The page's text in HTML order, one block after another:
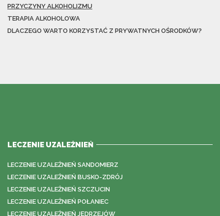
PRZYCZYNY ALKOHOLIZMU
TERAPIA ALKOHOLOWA
DLACZEGO WARTO KORZYSTAĆ Z PRYWATNYCH OŚRODKÓW?
LECZENIE UZALEŻNIEŃ
LECZENIE UZALEŻNIEŃ SANDOMIERZ
LECZENIE UZALEŻNIEŃ BUSKO-ZDRÓJ
LECZENIE UZALEŻNIEŃ SZCZUCIN
LECZENIE UZALEŻNIEŃ POŁANIEC
LECZENIE UZALEŻNIEŃ JĘDRZEJÓW